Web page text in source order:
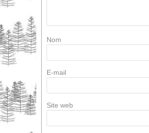
Nom
E-mail
Site web